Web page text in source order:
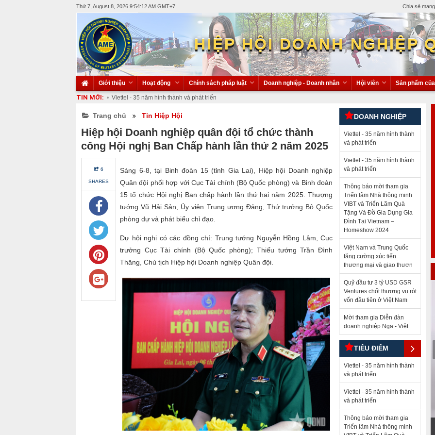
Thứ 7, August 8, 2026 9:54:14 AM GMT+7 Chia sẻ
HIỆP HỘI DOANH NGHIỆP
Giới thiệu Hoạt động Chính sách pháp luật Doanh nghiệp - Doanh nhân Hội viên Sản phẩm
TIN MỚI:
Viettel - 35 năm hình thành và phát triển
Và Đồ Gia Dụng Gia Đình Tại Vietnam – Homeshow 2024
Quỹ đầu tư 3 tỷ USD GSR Ventures chốt thương vụ rót vốn đầu tiên ở Việt Nam
Viettel - 35 năm hình thành và phát triển
Trang chủ Tin Hiệp Hội
Hiệp hội Doanh nghiệp quân đội tổ chức thành
công Hội nghị Ban Chấp hành lần thứ 2 năm 2025
Sáng 6-8, tại Binh đoàn 15 (tỉnh Gia Lai), Hiệp hội Doanh nghiệp
Quân đội phối hợp với Cục Tài chính (Bộ Quốc phòng) và Binh đoàn
15 tổ chức Hội nghị Ban chấp hành lần thứ hai năm 2025. Thượng
tướng Vũ Hải Sản, Ủy viên Trung ương Đảng, Thứ trưởng Bộ Quốc
phòng dự và phát biểu chỉ đạo.
Dự hội nghị có các đồng chí: Trung tướng Nguyễn Hồng Lâm, Cục
trưởng Cục Tài chính (Bộ Quốc phòng); Thiếu tướng Trần Đình
Thăng, Chủ tịch Hiệp hội Doanh nghiệp Quân đội.
6
SHARES
DOANH NGHIỆP
Viettel - 35 năm hình thành
và phát triển
Viettel - 35 năm hình thành
và phát triển
Thông báo mời tham gia
Triển lãm Nhà thông minh
VIBT và Triển Lãm Quà
Tặng Và Đồ Gia Dụng Gia
Đình Tại Vietnam –
Homeshow 2024
Việt Nam và Trung Quốc
tăng cường xúc tiến
thương mại và giao thươn
Quỹ đầu tư 3 tỷ USD GSR
Ventures chốt thương vụ rót
vốn đầu tiên ở Việt Nam
Mời tham gia Diễn đàn
doanh nghiệp Nga - Việt
TIÊU ĐIỂM
Viettel - 35 năm hình thành
và phát triển
Viettel - 35 năm hình thành
và phát triển
Thông báo mời tham gia
Triển lãm Nhà thông minh
Áo mưa - Sản phẩm Công ty TNHH MTV 76
1 2 3 4 5 6 7 8 9 10 11121314151617
19202122 23 2526 2728 29 303132 333435
3738 39 43 46 47 48 49 5152
56 575859 60 62636465 6667 69 70
74 7576 77 7879 81 83 84 85 8687 88
92 98 99100101 102 103104 106
109
116117118 119120 121 124
127 128129 131132 134 139140141
145
146147148149150 151152 153154 155156157158159160 161162
163164165166167168169170171172173174175176177178179180